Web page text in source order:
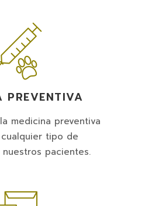
PREVENTIVA
medicina preventiva
tipo de
pacientes.